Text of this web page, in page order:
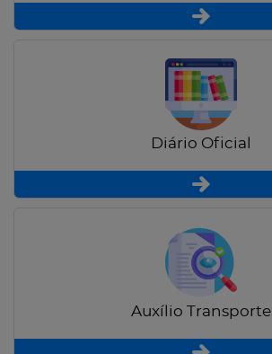
Diário Oficial
Auxílio Transporte